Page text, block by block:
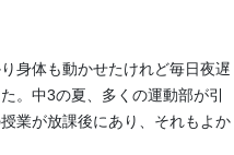
身体も動かせたけれど毎日夜遅
。中3の夏、多くの運動部が引
業が放課後にあり、それもよか